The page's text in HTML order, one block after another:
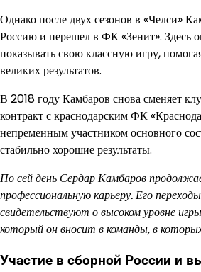
Однако после двух сезонов в «Челси»
Россию и перешел в ФК «Зенит». Здесь
показывать свою классную игру,
великих результатов.
В 2018 году Камбаров снова сменяет
контракт с краснодарским ФК
непременным участником основного
стабильно хорошие результаты.
По сей день Сердар Камбаров
профессиональную карьеру. Его
свидетельствуют о высоком уровне
который он вносит в команды, в
Участие в сборной России и